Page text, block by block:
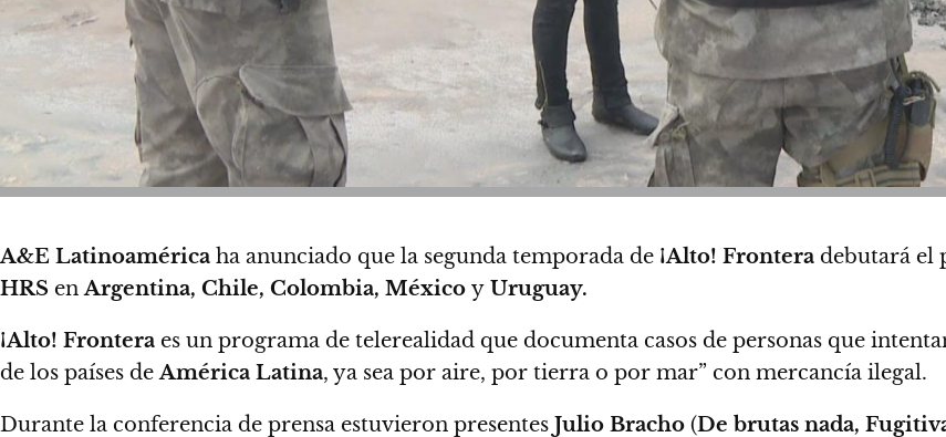
A&E Latinoamérica ha anunciado que la segunda temporada de ¡Alto! Frontera debutará el
HRS enArgentina, Chile, Colombia, México y Uruguay.
¡Alto! Frontera es un programa de telerealidad que documenta casos de personas que
de los países deAmérica Latina, ya sea por aire, por tierra o por mar” con mercancía ilegal.
Durante la conferencia de prensa estuvieron presentes Julio Bracho (De brutas nada,